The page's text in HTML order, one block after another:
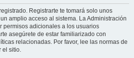
Registrarte te tomará solo unos
amplio acceso al sistema. La Administración
permisos adicionales a los usuarios
asegúrete de estar familiarizado con
relacionadas. Por favor, lee las normas de
sitio.